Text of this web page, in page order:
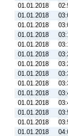
01.01.2018
01.01.2018
01.01.2018
01.01.2018
01.01.2018
01.01.2018
01.01.2018
01.01.2018
01.01.2018
01.01.2018
01.01.2018
01.01.2018
01.01.2018
01.01.2018